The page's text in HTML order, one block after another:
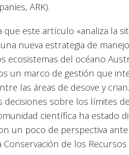
ARK).
que este artículo «analiza la
nueva estrategia de
ecosistemas del océano
un marco de gestión que
las áreas de desove y
sobre los límites
científica ha estado
un poco de perspectiva
Conservación de los Recursos